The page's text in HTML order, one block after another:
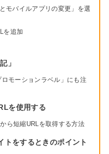
モバイルアプリの変更」を選
を追加
」
モーションラベル」にも注
を使用する
ら短縮URLを取得する方法
をするときのポイント